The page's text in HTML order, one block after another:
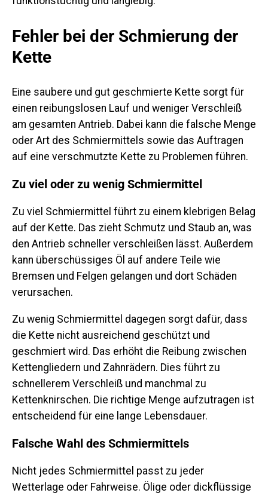
Fehler bei der Schmierung der
Kette
Eine saubere und gut geschmierte Kette sorgt für
einen reibungslosen Lauf und weniger Verschleiß
am gesamten Antrieb. Dabei kann die falsche Menge
oder Art des Schmiermittels sowie das Auftragen
auf eine verschmutzte Kette zu Problemen führen.
Zu viel oder zu wenig Schmiermittel
Zu viel Schmiermittel führt zu einem klebrigen Belag
auf der Kette. Das zieht Schmutz und Staub an, was
den Antrieb schneller verschleißen lässt. Außerdem
kann überschüssiges Öl auf andere Teile wie
Bremsen und Felgen gelangen und dort Schäden
verursachen.
Zu wenig Schmiermittel dagegen sorgt dafür, dass
die Kette nicht ausreichend geschützt und
geschmiert wird. Das erhöht die Reibung zwischen
Kettengliedern und Zahnrädern. Dies führt zu
schnellerem Verschleiß und manchmal zu
Kettenknirschen. Die richtige Menge aufzutragen ist
entscheidend für eine lange Lebensdauer.
Falsche Wahl des Schmiermittels
Nicht jedes Schmiermittel passt zu jeder
Wetterlage oder Fahrweise. Ölige oder dickflüssige